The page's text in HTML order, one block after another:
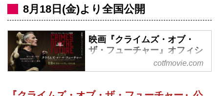
8月18日(金)より全国公開
映画『クライムズ・オブ・
ザ・フューチャー』オフィシ
公開｜デヴィッド・クローネンバ
cotfmovie.com